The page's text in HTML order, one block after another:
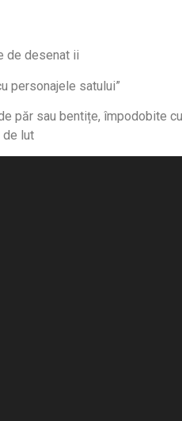
de desenat ii
personajele satului”
păr sau bentițe, împodobite
de lut